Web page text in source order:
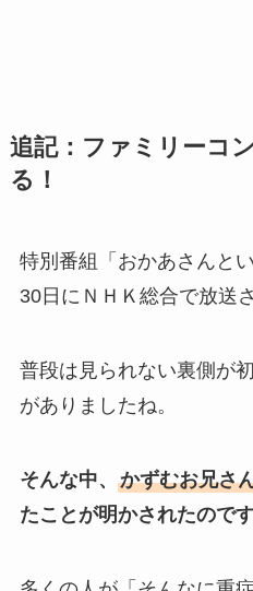
追記：ファミリーコ
る！
特別番組「おかあさんと
30日にＮＨＫ総合で放送
普段は見られない裏側が
がありましたね。
そんな中、 かずむお兄さ
たことが明かされたのです